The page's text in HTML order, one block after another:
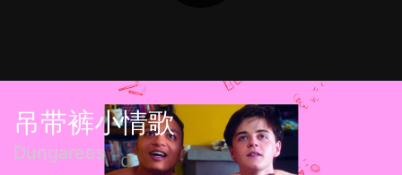
吊带裤小情歌
Dungarees